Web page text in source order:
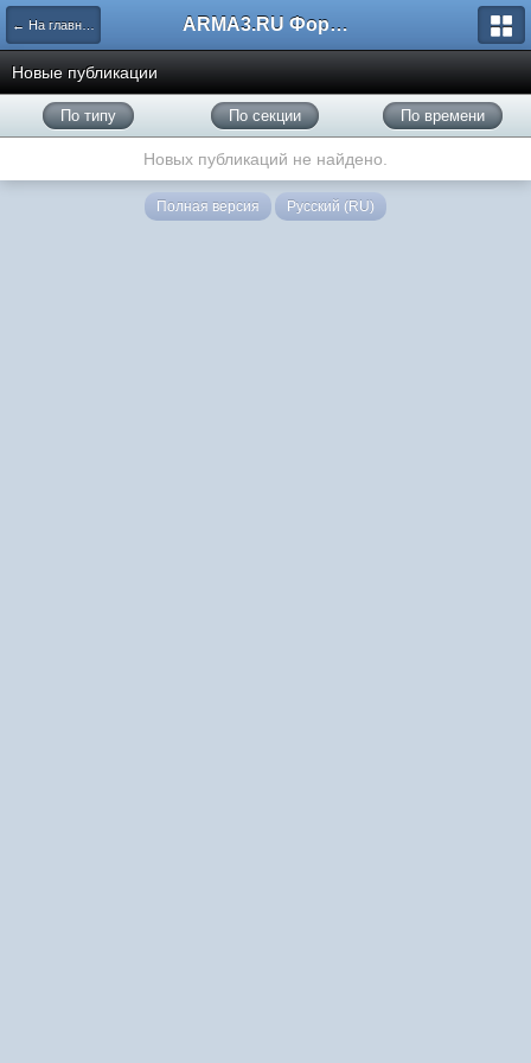
← На главную ARMA3.RU Форум
Новые публикации
По типу По секции По времени
Новых публикаций не найдено.
Полная версия Русский (RU)